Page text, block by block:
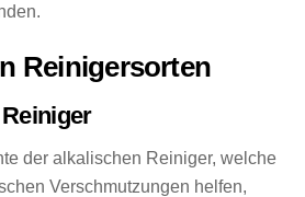
Reinigersorten
der alkalischen Reiniger, welche
Verschmutzungen helfen,